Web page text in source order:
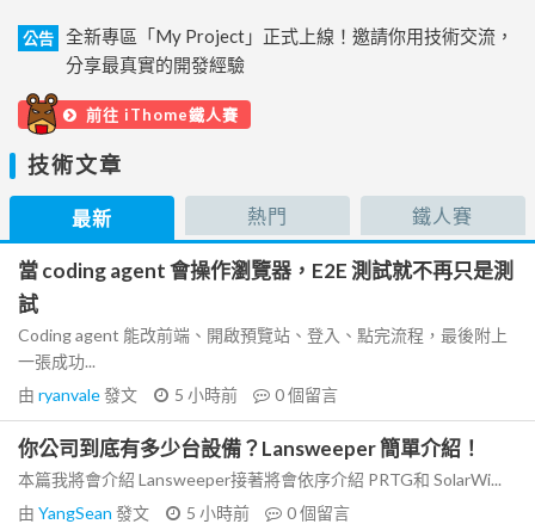
公告
全新專區「My Project」正式上線！邀請你用技術交流，
分享最真實的開發經驗
前往 iThome鐵人賽
技術文章
最新 熱門 鐵人賽
當 coding agent 會操作瀏覽器，E2E 測試就不再只是測
試
Coding agent 能改前端、開啟預覽站、登入、點完流程，最後附上
一張成功...
由 ryanvale發文 5 小時前 0個留言
你公司到底有多少台設備？Lansweeper 簡單介紹！
本篇我將會介紹 Lansweeper接著將會依序介紹 PRTG和 SolarWi...
由 YangSean 發文 5 小時前 0個留言